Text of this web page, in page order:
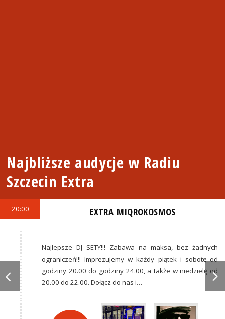
Najbliższe audycje w Radiu
Szczecin Extra
20:00 EXTRA MIQROKOSMOS
Najlepsze DJ SETY!!! Zabawa na maksa, bez żadnych
ograniczeń!!! Imprezujemy w każdy piątek i sobotę od
godziny 20.00 do godziny 24.00, a także w niedzielę od
20.00 do 22.00. Dołącz do nas i…